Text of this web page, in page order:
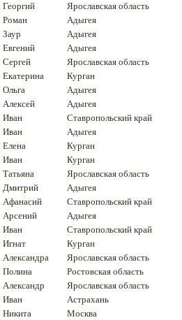
Георгий Ярославская область
Роман Адыгея
Заур Адыгея
Евгений Адыгея
Сергей Ярославская область
Екатерина Курган
Ольга Адыгея
Алексей Адыгея
Иван Ставропольский край
Иван Адыгея
Елена Курган
Иван Курган
Татьяна Ярославская область
Дмитрий Адыгея
Афанасий Ставропольский край
Арсений Адыгея
Иван Ставропольский край
Игнат Курган
Александра Ярославская область
Полина Ростовская область
Александр Ярославская область
Иван Астрахань
Никита Москва